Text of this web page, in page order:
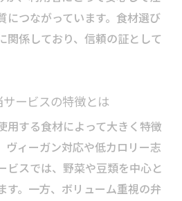
につながっています。食材選び
関係しており、信頼の証として
ービスの特徴とは
用する食材によって大きく特徴
ヴィーガン対応や低カロリー志
ビスでは、野菜や豆類を中心と
す。一方、ボリューム重視の弁